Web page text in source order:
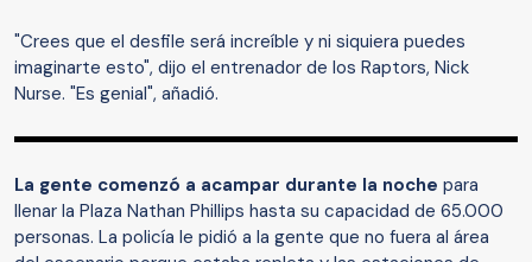
"Crees que el desfile será increíble y ni siquiera puedes
imaginarte esto", dijo el entrenador de los Raptors, Nick
Nurse. "Es genial", añadió.
La gente comenzó a acampar durante la noche para
llenar la Plaza Nathan Phillips hasta su capacidad de 65.000
personas. La policía le pidió a la gente que no fuera al área